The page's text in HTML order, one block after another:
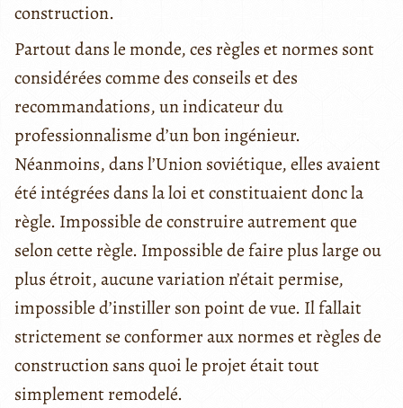
construction.
Partout dans le monde, ces règles et normes sont
considérées comme des conseils et des
recommandations, un indicateur du
professionnalisme d’un bon ingénieur.
Néanmoins, dans l’Union soviétique, elles avaient
été intégrées dans la loi et constituaient donc la
règle. Impossible de construire autrement que
selon cette règle. Impossible de faire plus large ou
plus étroit, aucune variation n’était permise,
impossible d’instiller son point de vue. Il fallait
strictement se conformer aux normes et règles de
construction sans quoi le projet était tout
simplement remodelé.